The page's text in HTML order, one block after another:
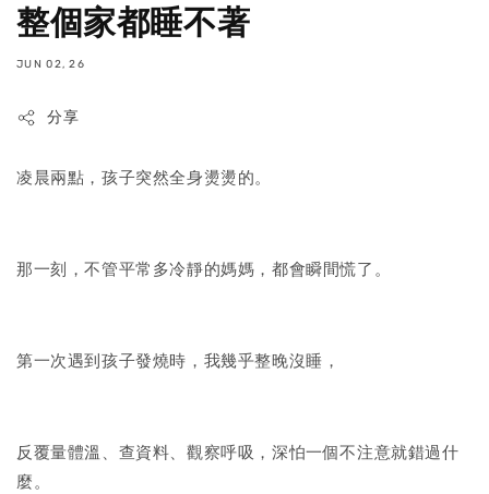
整個家都睡不著
JUN 02, 26
分享
凌晨兩點，孩子突然全身燙燙的。
那一刻，不管平常多冷靜的媽媽，都會瞬間慌了。
第一次遇到孩子發燒時，我幾乎整晚沒睡，
反覆量體溫、查資料、觀察呼吸，深怕一個不注意就錯過什
麼。